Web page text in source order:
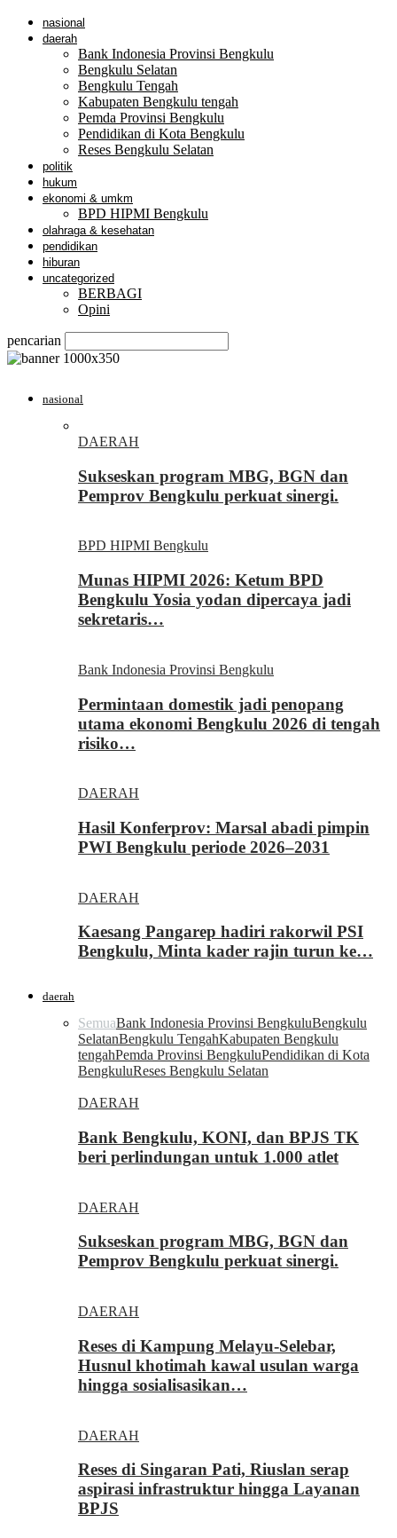
nasional
daerah
Bank Indonesia Provinsi Bengkulu
Bengkulu Selatan
Bengkulu Tengah
Kabupaten Bengkulu tengah
Pemda Provinsi Bengkulu
Pendidikan di Kota Bengkulu
Reses Bengkulu Selatan
politik
hukum
ekonomi & umkm
BPD HIPMI Bengkulu
olahraga & kesehatan
pendidikan
hiburan
uncategorized
BERBAGI
Opini
pencarian
nasional
DAERAH
Sukseskan program MBG, BGN dan
Pemprov Bengkulu perkuat sinergi.
BPD HIPMI Bengkulu
Munas HIPMI 2026: Ketum BPD
Bengkulu Yosia yodan dipercaya jadi
sekretaris…
Bank Indonesia Provinsi Bengkulu
Permintaan domestik jadi penopang
utama ekonomi Bengkulu 2026 di tengah
risiko…
DAERAH
Hasil Konferprov: Marsal abadi pimpin
PWI Bengkulu periode 2026–2031
DAERAH
Kaesang Pangarep hadiri rakorwil PSI
Bengkulu, Minta kader rajin turun ke…
daerah
SemuaBank Indonesia Provinsi BengkuluBengkulu
SelatanBengkulu TengahKabupaten Bengkulu
tengahPemda Provinsi BengkuluPendidikan di Kota
BengkuluReses Bengkulu Selatan
DAERAH
Bank Bengkulu, KONI, dan BPJS TK
beri perlindungan untuk 1.000 atlet
DAERAH
Sukseskan program MBG, BGN dan
Pemprov Bengkulu perkuat sinergi.
DAERAH
Reses di Kampung Melayu-Selebar,
Husnul khotimah kawal usulan warga
hingga sosialisasikan…
DAERAH
Reses di Singaran Pati, Riuslan serap
aspirasi infrastruktur hingga Layanan
BPJS